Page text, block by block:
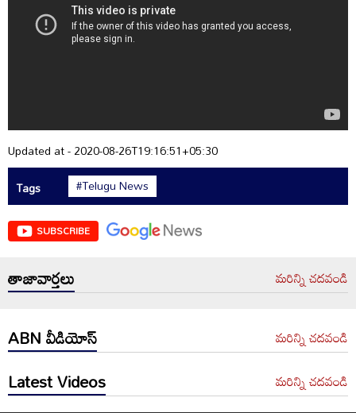
Updated at - 2020-08-26T19:16:51+05:30
Tags
#Telugu News
SUBSCRIBE
తాజావార్తలు మరిన్ని చదవండి
ABN వీడియోస్ మరిన్ని చదవండి
Latest Videos మరిన్ని చదవండి